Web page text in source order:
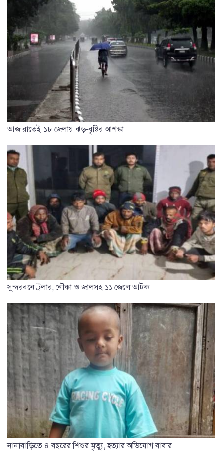
আজ রাতেই ১৮ জেলায় ঝড়-বৃষ্টির আশঙ্কা
সুন্দরবনে ট্রলার, নৌকা ও জালসহ ১১ জেলে আটক
নানাবাড়িতে ৪ বছরের শিশুর মৃত্যু, হত্যার অভিযোগ বাবার